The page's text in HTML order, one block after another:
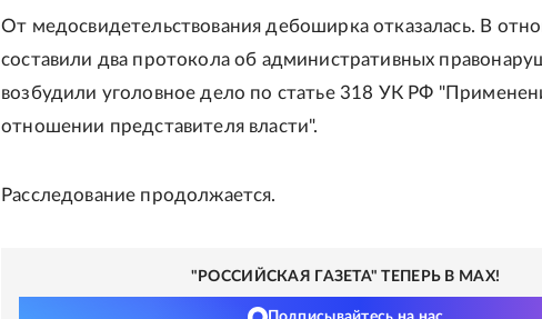
От медосвидетельствования дебоширка отказалась. В
составили два протокола об административных
возбудили уголовное дело по статье 318 УК РФ
отношении представителя власти".
Расследование продолжается.
"РОССИЙСКАЯ ГАЗЕТА" ТЕПЕРЬ В MAX!